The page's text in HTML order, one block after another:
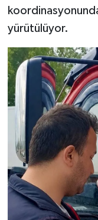
yürütülüyor.